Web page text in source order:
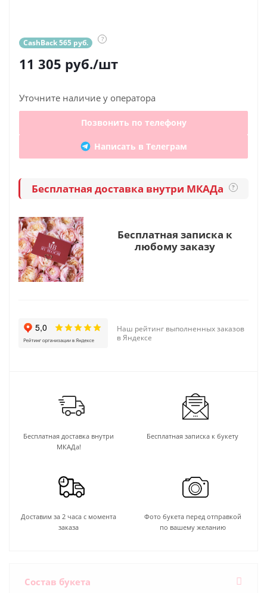
CashBack 565 руб. ?
11 305 руб./шт
Уточните наличие у оператора
Позвонить по телефону
Написать в Телеграм
Бесплатная доставка внутри МКАДа ?
Бесплатная записка к
любому заказу
Наш рейтинг выполненных заказов
в Яндексе
Бесплатная доставка внутри
МКАДа!
Бесплатная записка к букету
Доставим за 2 часа с момента
заказа
Фото букета перед отправкой
по вашему желанию
Состав букета